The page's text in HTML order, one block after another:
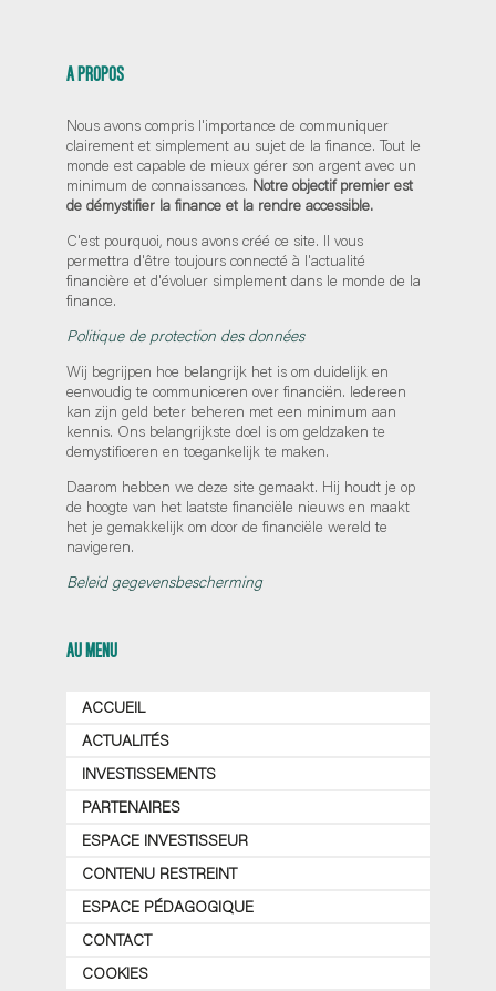
A PROPOS
Nous avons compris l'importance de communiquer
clairement et simplement au sujet de la finance. Tout le
monde est capable de mieux gérer son argent avec un
minimum de connaissances. Notre objectif premier est
de démystifier la finance et la rendre accessible.
C'est pourquoi, nous avons créé ce site. Il vous
permettra d'être toujours connecté à l'actualité
financière et d'évoluer simplement dans le monde de la
finance.
Politique de protection des données
Wij begrijpen hoe belangrijk het is om duidelijk en
eenvoudig te communiceren over financiën. Iedereen
kan zijn geld beter beheren met een minimum aan
kennis. Ons belangrijkste doel is om geldzaken te
demystificeren en toegankelijk te maken.
Daarom hebben we deze site gemaakt. Hij houdt je op
de hoogte van het laatste financiële nieuws en maakt
het je gemakkelijk om door de financiële wereld te
navigeren.
Beleid gegevensbescherming
AU MENU
ACCUEIL
ACTUALITÉS
INVESTISSEMENTS
PARTENAIRES
ESPACE INVESTISSEUR
CONTENU RESTREINT
ESPACE PÉDAGOGIQUE
CONTACT
COOKIES